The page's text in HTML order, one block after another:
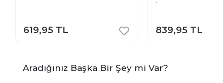
619,95 TL
İkili Takım
839,95 TL
Aradığınız Başka Bir Şey mi Var?